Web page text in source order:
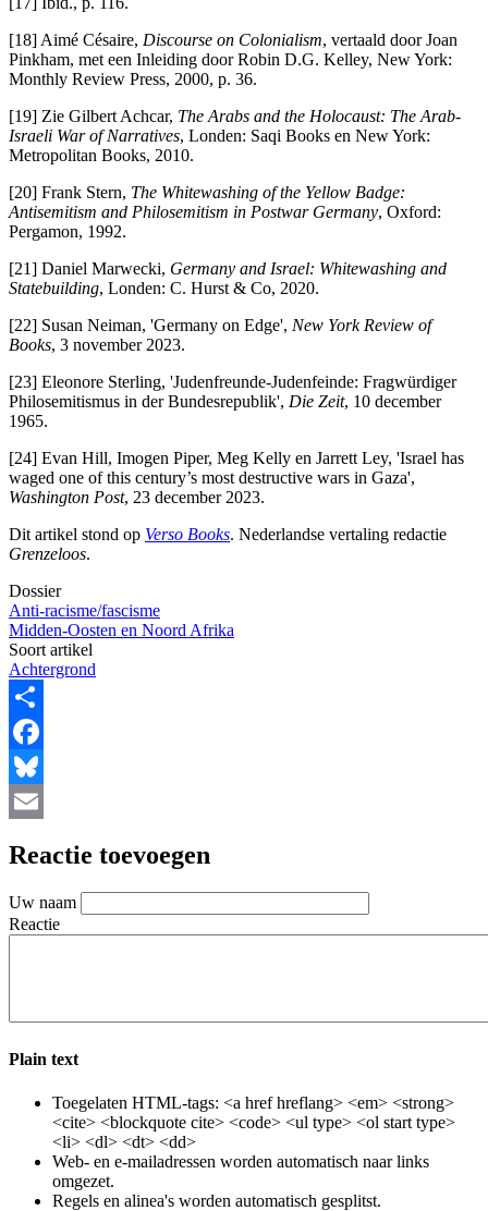
[18] Aimé Césaire, Discourse on Colonialism, vertaald door Joan
Pinkham, met een Inleiding door Robin D.G. Kelley, New York:
Monthly Review Press, 2000, p. 36.
[19] Zie Gilbert Achcar, The Arabs and the Holocaust: The Arab-
Israeli War of Narratives, Londen: Saqi Books en New York:
Metropolitan Books, 2010.
[20] Frank Stern, The Whitewashing of the Yellow Badge:
Antisemitism and Philosemitism in Postwar Germany, Oxford:
Pergamon, 1992.
[21] Daniel Marwecki, Germany and Israel: Whitewashing and
Statebuilding, Londen: C. Hurst & Co, 2020.
[22] Susan Neiman, 'Germany on Edge', New York Review of
Books, 3 november 2023.
[23] Eleonore Sterling, 'Judenfreunde-Judenfeinde: Fragwürdiger
Philosemitismus in der Bundesrepublik', Die Zeit, 10 december
1965.
[24] Evan Hill, Imogen Piper, Meg Kelly en Jarrett Ley, 'Israel has
waged one of this century’s most destructive wars in Gaza',
Washington Post, 23 december 2023.
Dit artikel stond op Verso Books. Nederlandse vertaling redactie
Grenzeloos.
Dossier
Anti-racisme/fascisme
Midden-Oosten en Noord Afrika
Soort artikel
Achtergrond
Share
Facebook
Bluesky
Reactie toevoegen
Uw naam
Reactie
Plain text
Toegelaten HTML-tags: <a href hreflang> <em> <strong>
<cite> <blockquote cite> <code> <ul type> <ol start type>
<li> <dl> <dt> <dd>
Web- en e-mailadressen worden automatisch naar links
omgezet.
Regels en alinea's worden automatisch gesplitst.